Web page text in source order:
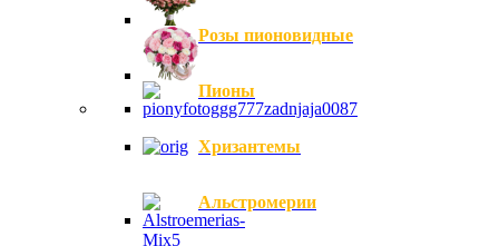
Розы пионовидные
Пионы
Хризантемы
Альстромерии